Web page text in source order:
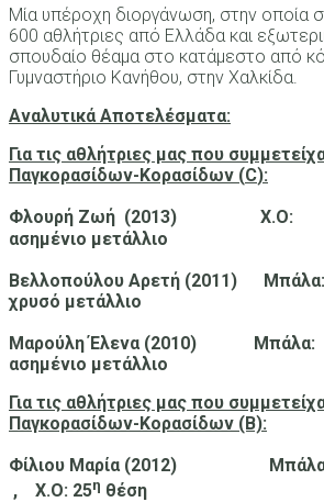
Μία υπέροχη διοργάνωση, στην οποία
600 αθλήτριες από Ελλάδα και
σπουδαίο θέαμα στο κατάμεστο από
Γυμναστήριο Κανήθου, στην Χαλκίδα.
Αναλυτικά Αποτελέσματα:
Για τις αθλήτριες μας που
Παγκορασίδων-Κορασίδων (C):
Φλουρή Ζωή (2013) Χ.Ο:
ασημένιο μετάλλιο
Βελλοπούλου Αρετή (2011) Μπάλα:
χρυσό μετάλλιο
Μαρούλη Έλενα (2010) Μπάλα:
ασημένιο μετάλλιο
Για τις αθλήτριες μας που
Παγκορασίδων-Κορασίδων (Β):
Φίλιου Μαρία (2012)
,
Χ.Ο: 25η θέση